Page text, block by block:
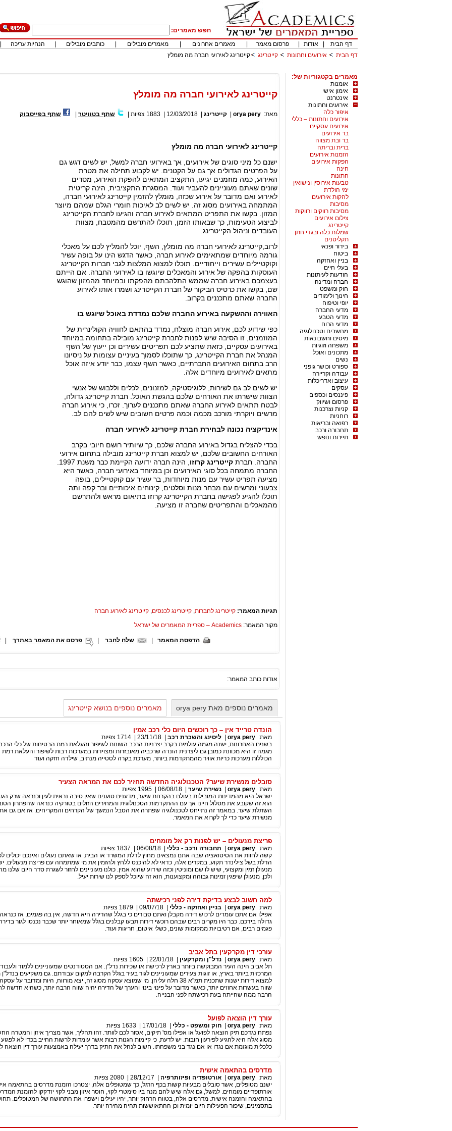
חפש מאמרים:
דף הבית
אודות פרסום מאמר מאמרים אחרונים מאמרים מובילים כותבים מובילים הנחיות עריכה
דף הבית
אירועים וחתונות קייטרינג קייטרינג לאירועי חברה מה מומלץ
מאמרים בקטגוריות של:
אומנות
אימון אישי
אינטרנט
אירועים וחתונות
איפור כלה
אירועים וחתונות – כללי
אירועים עסקיים
בר אירועים
בר ובת מצווה
ברית ובריתה
הזמנות אירועים
הפקות אירועים
חינה
חתונות
טבעות אירוסין ונישואין
ימי הולדת
להקות אירועים
מסיבות
מסיבות רווקים ורווקות
צילום אירועים
קייטרינג
שמלות כלה ובגדי חתן
תקליטנים
בידור ופנאי
ביטוח
בניין ואחזקה
בעלי חיים
הודעות לעיתונות
חברה ומדינה
חוק ומשפט
חינוך ולימודים
יופי וטיפוח
מדעי החברה
מדעי הטבע
מדעי הרוח
מחשבים וטכנולוגיה
מיסים וחשבונאות
משפחה וזוגיות
מתכונים ואוכל
נשים
ספורט וכושר גופני
עבודה וקריירה
עיצוב ואדריכלות
עסקים
פיננסים וכספים
פרסום ושיווק
קניות וצרכנות
רוחניות
רפואה ובריאות
תחבורה ורכב
תיירות ונופש
קייטרינג לאירועי חברה מה מומלץ
מאת: orya pery קייטרינג 12/03/2018
1883 צפיות שתף בטוויטר שתף בפייסבוק
קייטרינג לאירועי חברה מה מומלץ
ישנם כל מיני סוגים של אירועים, אך באירועי חברה למשל, יש לשים דגש גם
על הפרטים הגדולים אך גם על הקטנים. יש לקבוע תחילה את מטרת
האירוע, כמה מוזמנים יגיעו, התקציב המתאים להפקת האירוע, מסרים
שונים שאתם מעוניינים להעביר ועוד. המסגרת התקציבית, הינה קריטית
לאירוע ואם מדובר על אירוע שכזה, מומלץ להזמין קייטרינג לאירועי חברה,
המתמחה באירועים מסוג זה. יש לשים לב לאיכות חומרי הגלם שמהם מיוצר
המזון. בקשו את התפריט המתאים לאירוע חברה והגיעו לחברת הקייטרינג
לביצוע הטעימות, כך שבאותו הזמן, תוכלו להתרשם מהמטבח, מצוות
העובדים וניהול הקייטרינג.
לרוב,קייטרינג לאירועי חברה מה מומלץ, השף, יוכל להמליץ לכם על מאכלי
גורמה מיוחדים שמתאימים לאירוע חברה, כאשר הדגש הינו על בופה עשיר
וקוקטיילים עשירים וייחודיים. תוכלו למצוא המלצות לגבי חברות הקייטרינג
העוסקות בהפקה של אירוע והמאכלים שיוגשו בו לאירועי החברה. אם הייתם
בעצמכם באירוע חברה שממש התלהבתם מהפקתו ובמיוחד מהמזון שהוגש
שם, בקשו את כרטיס הביקור של חברת הקייטרינג ושמרו אותו לאירוע
החברה שאתם מתכננים בקרוב.
האווירה וההשקעה באירוע החברה שלכם נמדדת באוכל שיוגש בו
כפי שידוע לכם, אירוע חברה מוצלח, נמדד בהתאם לחוויה הקולינרית של
המוזמנים, זו הסיבה שיש לפנות לחברת קייטרינג מובילה בתחומה במיוחד
באירועים עסקיים, כזאת שתציע לכם תפריטים עשירים וכן ייעוץ של השף
המנהל את חברת הקייטרינג, כך שתוכלו לסמוך בעיניים עצומות על ניסיונו
הרב בתחום האירועים החברתיים, כאשר השף עצמו, כבר יודע איזה אוכל
מתאים לאירועים מיוחדים אלה.
יש לשים לב גם לשירות, ללוגיסטיקה, למזנונים, לכלים וללבוש של אנשי
הצוות שישרתו את האורחים שלכם בהגשת האוכל. חברת קייטרינג גדולה,
לבטח תתאים לאירוע החברה שאתם מתכננים לערוך. זכרו, כי אירוע חברה
מרשים ויוקרתי מורכב מכמה וכמה פרטים חשובים שיש לשים להם לב.
אינדיקציה נכונה לבחירת חברת קייטרינג לאירועי חברה
בכדי להצליח בגדול באירוע החברה שלכם, כך שיותיר רושם חיובי בקרב
האורחים החשובים שלכם, יש למצוא חברת קייטרינג מובילה בתחום אירועי
החברה. חברת קייטרינג קרוזו
החברה מתמחה בכל סוגי האירועים וכן במיוחד באירועי חברה, כאשר היא
מציעה תפריט עשיר עם מנות מיוחדות, בר עשיר עם קוקטיילים, בופה
צבעוני ומרשים עם מבחר מנות וסלטים, קינוחים איכותיים ובר קפה ותה.
תוכלו להגיע לפגישה בחברת הקייטרינג קרוזו בתיאום מראש ולהתרשם
מהמאכלים והתפריטים שחברה זו מציעה.
תגיות המאמר: קייטרינג לחברות, קייטרינג לכנסים, קייטרינג לאירוע חברה
מקור המאמר: Academics – ספריית המאמרים של ישראל
הדפסת המאמר שלח לחבר פרסם את המאמר באתרך |
אודות כותב המאמר:
מאמרים נוספים מאת orya pery מאמרים נוספים בנושא קייטרינג
הונדה טרייד אין – כך רוכשים היום כלי רכב אמין
מאת: orya pery ליסינג והשכרת רכב 23/11/18
1714 צפיות
בשנים האחרונות, ישנה מגמה עולמית בקרב יצרניות הרכב השונות לשיפור והעלאת רמת הבטיחות של כלי
מגמה זו היא מכוונת כמובן גם ליצרנית הונדה שרכביה מאובזרות ומצוידות במערכות רבות לשיפור והעלאת
הכוללות מערכות כריות אוויר מהמתקדמות ביותר, מערכת בקרה לסטייה מנתיב, שילדה חזקה ועוד
סובלים מנשירת שיער? הטכנולוגיה החדשה תחזיר לכם את המראה הצעיר
מאת: orya pery נשירת שיער 06/08/18
1995 צפיות
ישראל היא מהמדינות המובילות בעולם בהקרחת שיער, מדענים טוענים שאין סיבה נראית לעין וכנראה שרק
הוא זה שקובע את מסלול חיינו אך עם ההתקדמות הטכנולוגית והמחירים הזולים בטורקיה כנראה שהפתרון
השתלת שיער. במאמר זה נתייחס לטכנולוגיה שפתרה את הסבל הנמשך של הקרחים והמקריחים. אז אם גם
מנשירת שיער כדי לך לקרוא את המאמר.
פריצת מנעולים – יש לפנות רק אל מומחים
מאת: orya pery תחבורה ורכב - כללי 06/08/18
1837 צפיות
קשה לחוות את הסיטואציה שבה אתם נמצאים מחוץ לדלת המשרד או הבית, או שאתם נעולים ואינכם יכולים
הדלת בשל צילינדר תקוע. במקרים אלה, כדאי לא להיכנס ללחץ ולהזמין את מי שמתמחה עם פריצת מנעולים.
מנעולן זמין ומקצועי, שיש לו שם ומוניטין וכזה שידוע שהוא אמין. כולנו מעוניינים לחזור לשגרת סדר היום שלנו
ולכן, מנעולן שיפגין זמינות גבוהה ומקצוענות, הוא זה שיוכל לספק לנו שירות יעיל.
למה חשוב לבצע בדיקת דירה לפני רכישתה
מאת: orya pery בניין ואחזקה - כללי 09/07/18
1879 צפיות
אפילו אם אתם עומדים לרכוש דירה מקבלן ואתם סבורים כי בגלל שהדירה היא חדשה, אין בה פגמים, אז
גדולה בידכם. כבר היו מקרים רבים שבהם רוכשי דירות תבעו קבלנים בגלל שמאוחר יותר שכבר נכנסו לגור
פגמים רבים, אם רטיבויות ממקומות שונים, כשלי איטום, חריגות ועוד.
עורכי דין מקרקעין בתל אביב
מאת: orya pery נדל"ן ומקרקעין 22/01/18
1605 צפיות
תל אביב הינה העיר המבוקשת ביותר בארץ לרכישת או שכירות נדל"ן. אם הסטודנטים שמעוניינים ללמוד
המרכזית ביותר בארץ, או זוגות צעירים שמעוניינים לגור בעיר בגלל הקרבה למקום עבודתם. גם משקיעים בנדל"ן
למצוא דירות ישנות שתכנית תמ"א 38 חלה עליהן. מי שמוצא עסקה מסוג זה, יצא מורווח, היות ומדובר
שווה בעשרות אחוזים יותר, כאשר מדובר על פינוי בינוי והערך של הדירה יהיה שווה הרבה יותר, כשהיא חדשה
הרבה ממה שהייתה בעת רכישתה לפני הבנייה.
עורך דין הוצאה לפועל
מאת: orya pery חוק ומשפט - כללי 17/01/18
1633 צפיות
נפתח נגדכם תיק הוצאה לפועל או אפילו מס' תיקים, אסור לכם לוותר. זהו תהליך, אשר מצריך איזון והמטרה
מסוג אלה היא להגיע לפירעון חובות. יש לדעת, כי קיימות הגנות רבות אשר עומדות לרשות החייב בכדי לא
כלכלית מוגזמת אם נגדו או אם נגד בני משפחתו. חשוב לנהל את התיק בדרך יעילה באמצעות עורך דין הוצאה
מדרסים בהתאמה אישית
מאת: orya pery אורטופדיה ופיזותרפיה 28/12/17
2080 צפיות
ישנם מטופלים, אשר סובלים מבעיות קשות בכף הרגל, כך שמטופלים אלה, יצטרכו הזמנת מדרסים בהתאמה
אורתופדיים מומחים. למשל, גם אלה שיש להם מנח ביו סימטרי לקוי, חוסר איזון מבני לקוי יזדקקו להזמנת
בהתאמה והזמנה אישית. מדרסים אלה, בטווח הרחוק יותר, יהיו יעילים וישפרו את התחושה של המטופלים.
בתסמינים, שיפור הפעילות היום יומית וכן ההתאוששות תהיה מהירה יותר.